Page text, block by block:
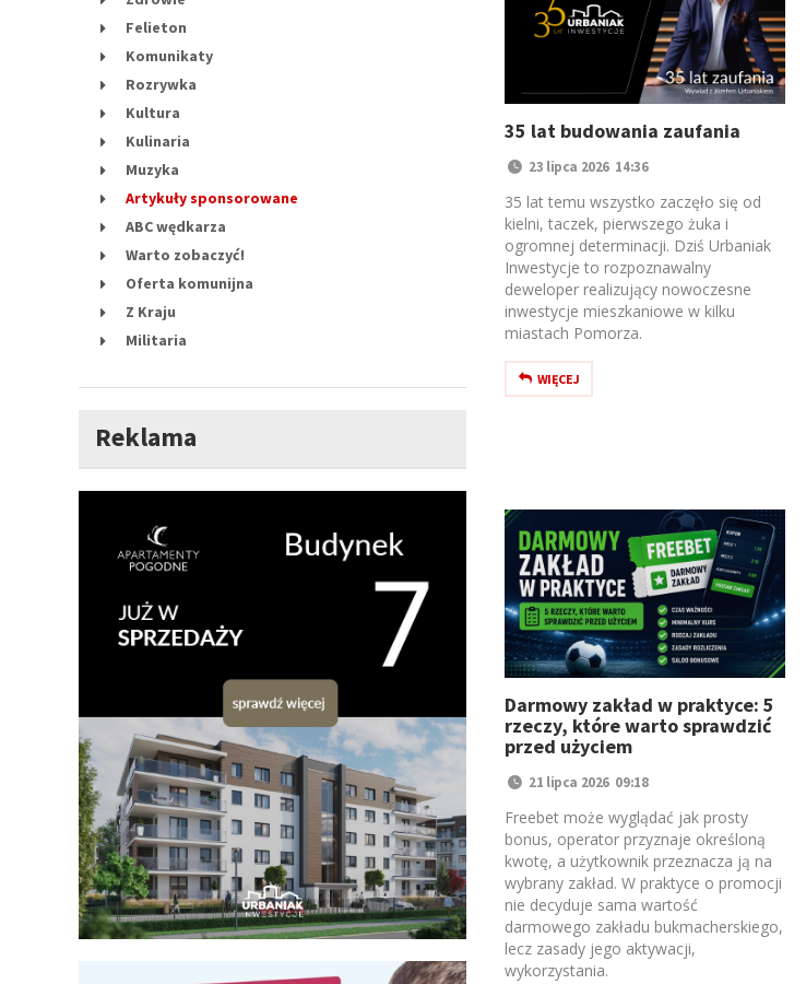
Felieton
Komunikaty
Rozrywka
Kultura
Kulinaria
Muzyka
Artykuły sponsorowane
ABC wędkarza
Warto zobaczyć!
Oferta komunijna
Z Kraju
Militaria
Reklama
35 lat budowania zaufania
23 lipca 2026 14:36
35 lat temu wszystko zaczęło się od
kielni, taczek, pierwszego żuka i
ogromnej determinacji. Dziś Urbaniak
Inwestycje to rozpoznawalny
deweloper realizujący nowoczesne
inwestycje mieszkaniowe w kilku
miastach Pomorza.
WIĘCEJ
Darmowy zakład w praktyce: 5
rzeczy, które warto sprawdzić
przed użyciem
21 lipca 2026 09:18
Freebet może wyglądać jak prosty
bonus, operator przyznaje określoną
kwotę, a użytkownik przeznacza ją na
wybrany zakład. W praktyce o promocji
nie decyduje sama wartość
darmowego zakładu bukmacherskiego,
lecz zasady jego aktywacji,
wykorzystania.